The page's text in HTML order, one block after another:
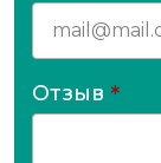
Отзыв *